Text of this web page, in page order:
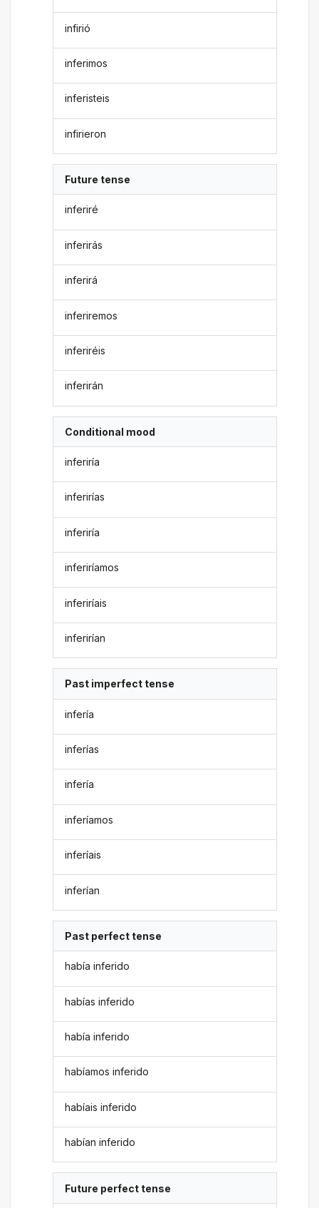
infirió
inferimos
inferisteis
infirieron
Future tense
inferiré
inferirás
inferirá
inferiremos
inferiréis
inferirán
Conditional mood
inferiría
inferirías
inferiría
inferiríamos
inferiríais
inferirían
Past imperfect tense
infería
inferías
infería
inferíamos
inferíais
inferían
Past perfect tense
había inferido
habías inferido
había inferido
habíamos inferido
habíais inferido
habían inferido
Future perfect tense